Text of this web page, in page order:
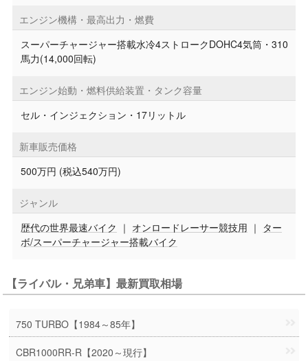
エンジン機構・最高出力・燃費
スーパーチャージャー搭載水冷4ストロークDOHC4気筒・310
馬力(14,000回転)
エンジン始動・燃料供給装置・タンク容量
セル・インジェクション・17リットル
新車販売価格
500万円 (税込540万円)
ジャンル
歴代の世界最速バイク ｜ オンロードレーサー競技用 ｜ ター
ボ/スーパーチャージャー搭載バイク
【ライバル・兄弟車】最新買取相場
750 TURBO【1984～85年】
CBR1000RR-R【2020～現行】